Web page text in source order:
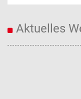
Aktuelles